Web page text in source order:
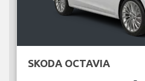
SKODA OCTAVIA